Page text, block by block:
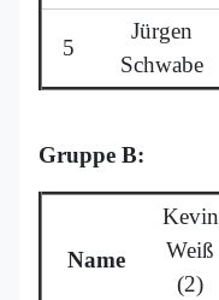
5
Jürgen
Schwabe
Gruppe B:
Name
Kevin
Weiß
(2)